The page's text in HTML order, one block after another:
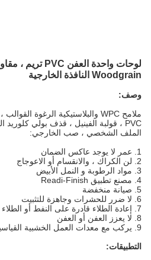
Woodgrain النافذة الخارجية
وصف:
PVC ، قولبة الفينيل ، قذف بولي كلوريد الفينيل
الملف الشخصي ، صب الخارجي:
الرطوبة و النمل الأبيض
4. مصنع تطبيق Readi-Finish
5. صيانة منخفضة
لا ضرر للحشرات وجاهزة للتثبيت
التطبيقات: